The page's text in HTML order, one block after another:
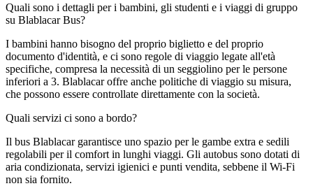
Quali sono i dettagli per i bambini, gli studenti e i viaggi di gruppo
su Blablacar Bus?
I bambini hanno bisogno del proprio biglietto e del proprio
documento d'identità, e ci sono regole di viaggio legate all'età
specifiche, compresa la necessità di un seggiolino per le persone
inferiori a 3. Blablacar offre anche politiche di viaggio su misura,
che possono essere controllate direttamente con la società.
Quali servizi ci sono a bordo?
Il bus Blablacar garantisce uno spazio per le gambe extra e sedili
regolabili per il comfort in lunghi viaggi. Gli autobus sono dotati di
aria condizionata, servizi igienici e punti vendita, sebbene il Wi-Fi
non sia fornito.